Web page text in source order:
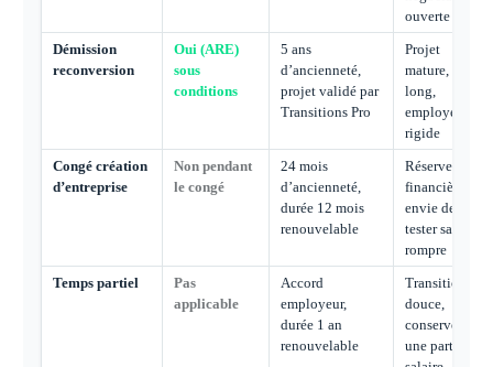
ouverte
Démission
reconversion
Oui (ARE)
sous
conditions
5 ans
d’ancienneté,
projet validé par
Transitions Pro
Projet
mature, CDI
long,
employeur
rigide
Congé création
d’entreprise
Non pendant
le congé
24 mois
d’ancienneté,
durée 12 mois
renouvelable
Réserve
financière,
envie de
tester sans
rompre
Temps partiel
Pas
applicable
Accord
employeur,
durée 1 an
renouvelable
Transition
douce,
conserver
une partie du